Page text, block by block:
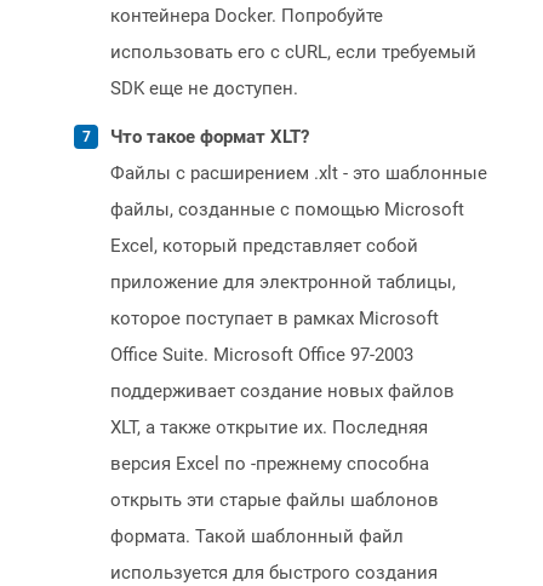
контейнера Docker. Попробуйте
использовать его с cURL, если требуемый
SDK еще не доступен.
Что такое формат XLT?
Файлы с расширением .xlt - это шаблонные
файлы, созданные с помощью Microsoft
Excel, который представляет собой
приложение для электронной таблицы,
которое поступает в рамках Microsoft
Office Suite. Microsoft Office 97-2003
поддерживает создание новых файлов
XLT, а также открытие их. Последняя
версия Excel по -прежнему способна
открыть эти старые файлы шаблонов
формата. Такой шаблонный файл
используется для быстрого создания